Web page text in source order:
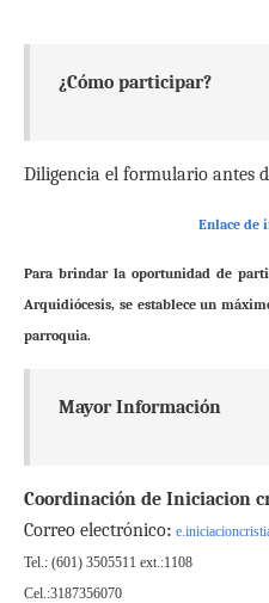
¿Cómo participar?
Diligencia el formulario antes
Enlace de
Para brindar la oportunidad de
Arquidiócesis, se establece un
parroquia.
Mayor Información
Coordinación de Iniciacion
Correo electrónico­:
Tel.: (601) 3505511 ext.:1108
Cel.:3187356070